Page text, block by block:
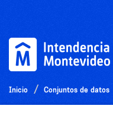
Inicio Conjuntos de datos